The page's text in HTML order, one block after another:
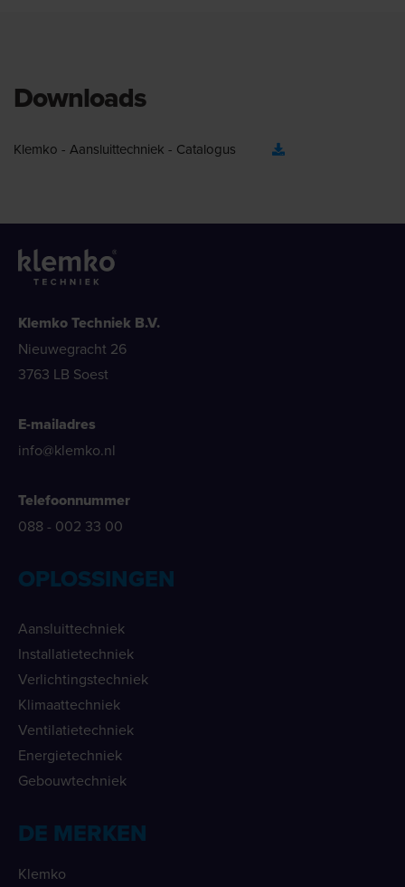
Downloads
Klemko - Aansluittechniek - Catalogus
Klemko Techniek B.V.
Nieuwegracht 26
3763 LB Soest
E-mailadres
info@klemko.nl
Telefoonnummer
088 - 002 33 00
OPLOSSINGEN
Aansluittechniek
Installatietechniek
Verlichtingstechniek
Klimaattechniek
Ventilatietechniek
Energietechniek
Gebouwtechniek
DE MERKEN
Klemko